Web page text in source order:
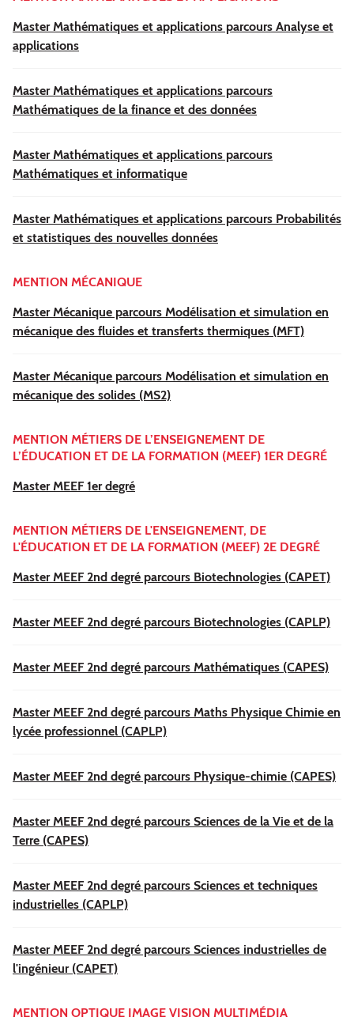
Master Mathématiques et applications parcours Analyse et
applications
Master Mathématiques et applications parcours
Mathématiques de la finance et des données
Master Mathématiques et applications parcours
Mathématiques et informatique
Master Mathématiques et applications parcours Probabilités
et statistiques des nouvelles données
MENTION MÉCANIQUE
Master Mécanique parcours Modélisation et simulation en
mécanique des fluides et transferts thermiques (MFT)
Master Mécanique parcours Modélisation et simulation en
mécanique des solides (MS2)
MENTION MÉTIERS DE L’ENSEIGNEMENT DE
L’ÉDUCATION ET DE LA FORMATION (MEEF) 1ER DEGRÉ
Master MEEF 1er degré
MENTION MÉTIERS DE L'ENSEIGNEMENT, DE
L'ÉDUCATION ET DE LA FORMATION (MEEF) 2E DEGRÉ
Master MEEF 2nd degré parcours Biotechnologies (CAPET)
Master MEEF 2nd degré parcours Biotechnologies (CAPLP)
Master MEEF 2nd degré parcours Mathématiques (CAPES)
Master MEEF 2nd degré parcours Maths Physique Chimie en
lycée professionnel (CAPLP)
Master MEEF 2nd degré parcours Physique-chimie (CAPES)
Master MEEF 2nd degré parcours Sciences de la Vie et de la
Terre (CAPES)
Master MEEF 2nd degré parcours Sciences et techniques
industrielles (CAPLP)
Master MEEF 2nd degré parcours Sciences industrielles de
l'ingénieur (CAPET)
MENTION OPTIQUE IMAGE VISION MULTIMÉDIA